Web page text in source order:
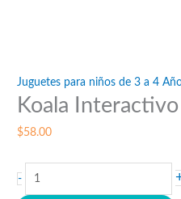
Juguetes para niños de 3 a 4
Koala Interactivo
$58.00
-
Koala
Interactivo